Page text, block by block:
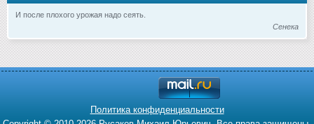
И после плохого урожая надо сеять.
Сенека
Политика конфиденциальности